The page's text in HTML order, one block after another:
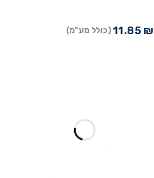
11.85 ₪ (כולל מע"מ)